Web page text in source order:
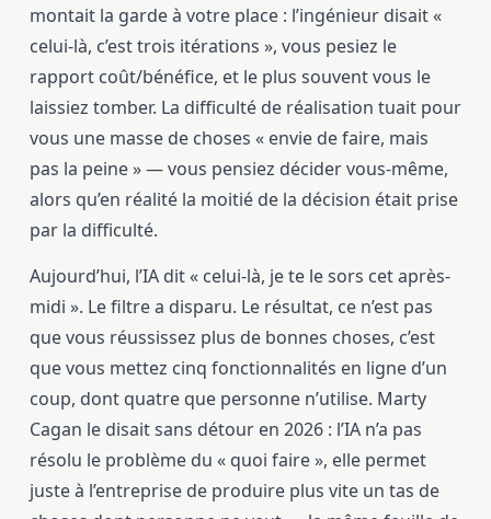
montait la garde à votre place : l’ingénieur disait «
celui-là, c’est trois itérations », vous pesiez le
rapport coût/bénéfice, et le plus souvent vous le
laissiez tomber. La difficulté de réalisation tuait pour
vous une masse de choses « envie de faire, mais
pas la peine » — vous pensiez décider vous-même,
alors qu’en réalité la moitié de la décision était prise
par la difficulté.
Aujourd’hui, l’IA dit « celui-là, je te le sors cet après-
midi ». Le filtre a disparu. Le résultat, ce n’est pas
que vous réussissez plus de bonnes choses, c’est
que vous mettez cinq fonctionnalités en ligne d’un
coup, dont quatre que personne n’utilise. Marty
Cagan le disait sans détour en 2026 : l’IA n’a pas
résolu le problème du « quoi faire », elle permet
juste à l’entreprise de produire plus vite un tas de